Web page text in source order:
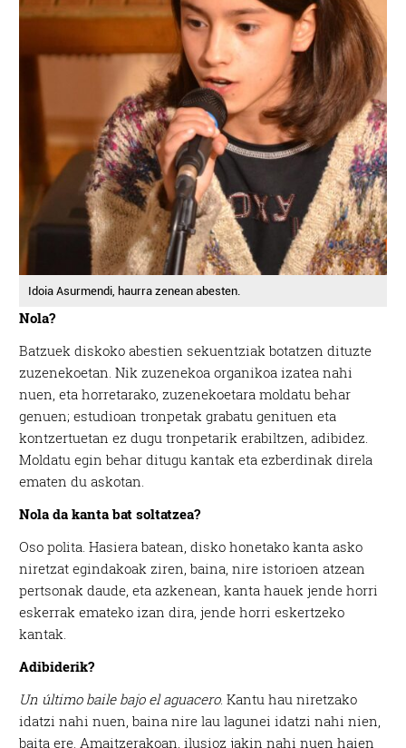
Idoia Asurmendi, haurra zenean abesten.
Nola?
Batzuek diskoko abestien sekuentziak botatzen dituzte
zuzenekoetan. Nik zuzenekoa organikoa izatea nahi
nuen, eta horretarako, zuzenekoetara moldatu behar
genuen; estudioan tronpetak grabatu genituen eta
kontzertuetan ez dugu tronpetarik erabiltzen, adibidez.
Moldatu egin behar ditugu kantak eta ezberdinak direla
ematen du askotan.
Nola da kanta bat soltatzea?
Oso polita. Hasiera batean, disko honetako kanta asko
niretzat egindakoak ziren, baina, nire istorioen atzean
pertsonak daude, eta azkenean, kanta hauek jende horri
eskerrak emateko izan dira, jende horri eskertzeko
kantak.
Adibiderik?
Un último baile bajo el aguacero. Kantu hau niretzako
idatzi nahi nuen, baina nire lau lagunei idatzi nahi nien,
baita ere. Amaitzerakoan, ilusioz jakin nahi nuen haien